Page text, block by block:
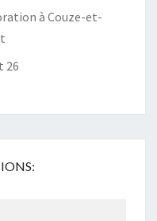
à Couze-et-
26